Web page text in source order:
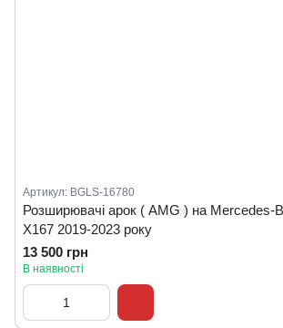
Артикул: BGLS-16780
Розширювачі арок ( AMG ) на Mercedes-
X167 2019-2023 року
13 500 грн
В наявності